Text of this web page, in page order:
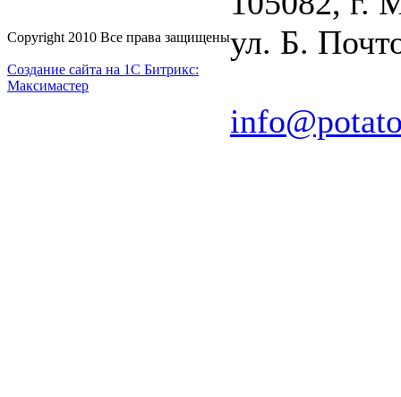
Copyright 2010 Все права защищены
Создание сайта на 1С Битрикс:
Максимастер
ул. Б.